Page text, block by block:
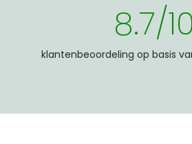
8.7/10
klantenbeoordeling op basis